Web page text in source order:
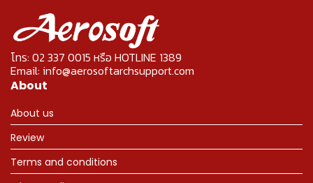
โทร: 02 337 0015 หรือ HOTLINE 1389
Email: info@aerosoftarchsupport.com
About
About us
Review
Terms and conditions